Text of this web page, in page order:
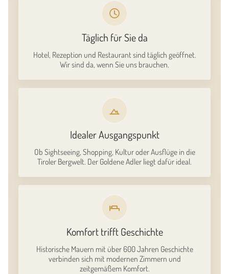
Täglich für Sie da
Hotel, Rezeption und Restaurant sind täglich geöffnet.
Wir sind da, wenn Sie uns brauchen.
Idealer Ausgangspunkt
Ob Sightseeing, Shopping, Kultur oder Ausflüge in die
Tiroler Bergwelt. Der Goldene Adler liegt dafür ideal.
Komfort trifft Geschichte
Historische Mauern mit über 600 Jahren Geschichte
verbinden sich mit modernen Zimmern und
zeitgemäßem Komfort.